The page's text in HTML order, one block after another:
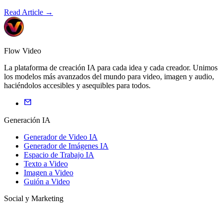
Read Article →
Flow Video
La plataforma de creación IA para cada idea y cada creador. Unimos
los modelos más avanzados del mundo para video, imagen y audio,
haciéndolos accesibles y asequibles para todos.
Generación IA
Generador de Video IA
Generador de Imágenes IA
Espacio de Trabajo IA
Texto a Video
Imagen a Video
Guión a Video
Social y Marketing